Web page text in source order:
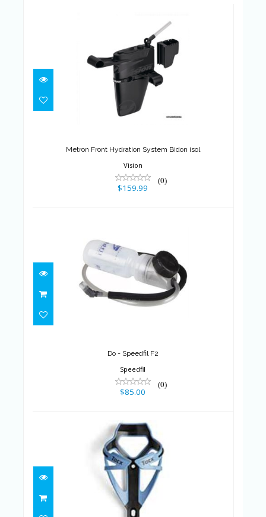
Metron Front Hydration System
Bidon isol
Metron Front Hydration System Bidon isol
Vision
(0)
$159.99
Do - Speedfil F2
$85.00
Do - Speedfil F2
Speedfil
(0)
$85.00
Porte-bidon Deva Bleu Pale